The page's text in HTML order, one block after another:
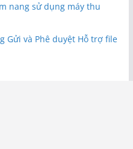
nang sử dụng máy thu
Gửi và Phê duyệt Hỗ trợ file